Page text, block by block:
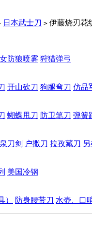
日本武士刀 > 伊藤烧刃花
防狼喷雾 狩猎弹弓
开山砍刀 狗腿弯刀 仿品
蝴蝶甩刀 防卫笔刀 弹簧
刀剑 户撒刀 拉孜藏刀
美国冷钢
） 防身腰带刀 水壶、口